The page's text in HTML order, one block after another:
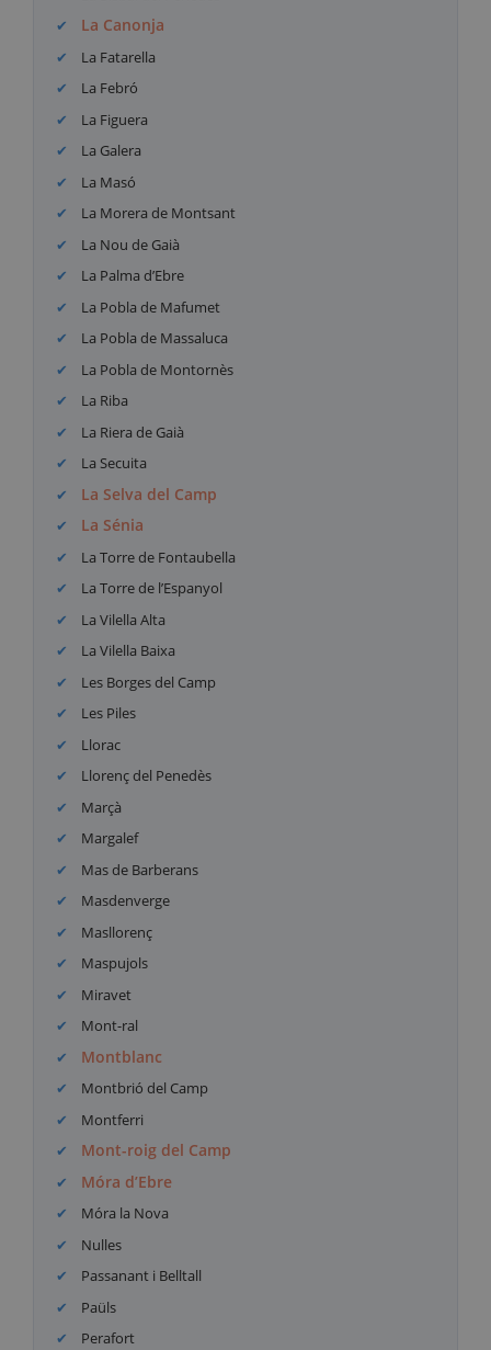
La Canonja
La Fatarella
La Febró
La Figuera
La Galera
La Masó
La Morera de Montsant
La Nou de Gaià
La Palma d’Ebre
La Pobla de Mafumet
La Pobla de Massaluca
La Pobla de Montornès
La Riba
La Riera de Gaià
La Secuita
La Selva del Camp
La Sénia
La Torre de Fontaubella
La Torre de l’Espanyol
La Vilella Alta
La Vilella Baixa
Les Borges del Camp
Les Piles
Llorac
Llorenç del Penedès
Marçà
Margalef
Mas de Barberans
Masdenverge
Masllorenç
Maspujols
Miravet
Mont-ral
Montblanc
Montbrió del Camp
Montferri
Mont-roig del Camp
Móra d’Ebre
Móra la Nova
Nulles
Passanant i Belltall
Paüls
Perafort